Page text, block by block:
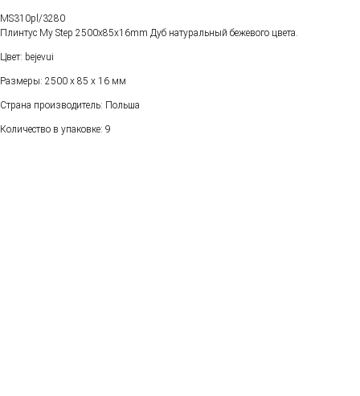
MS310pl/3280
Плинтус My Step 2500х85х16mm Дуб натуральный бежевого цвета.
Цвет: bejevui
Размеры: 2500 х 85 х 16 мм
Страна производитель: Польша
Количество в упаковке: 9